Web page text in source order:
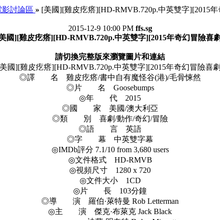
影討論區 » [美國][雞皮疙瘩][HD-RMVB.720p.中英雙字][2015
2015-12-9 10:00 PM ffs.sg
國][雞皮疙瘩][HD-RMVB.720p.中英雙字][2015年奇幻冒險喜
請切換完整版來瀏覽圖片和連結
國][雞皮疙瘩][HD-RMVB.720p.中英雙字][2015年奇幻冒險喜
◎譯 名 雞皮疙瘩/書中自有魔怪谷(港)/毛骨悚然
◎片 名 Goosebumps
◎年 代 2015
◎國 家 美國/澳大利亞
◎類 別 喜劇/動作/奇幻/冒險
◎語 言 英語
◎字 幕 中英雙字幕
◎IMDb評分 7.1/10 from 3,680 users
◎文件格式 HD-RMVB
◎視頻尺寸 1280 x 720
◎文件大小 1CD
◎片 長 103分鐘
◎導 演 羅伯·萊特曼 Rob Letterman
◎主 演 傑克·布萊克 Jack Black